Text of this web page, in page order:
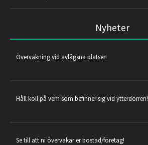
Nyheter
Övervakning vid avlägsna platser!
Håll koll på vem som befinner sig vid ytterdörren!
Se till att ni övervakar er bostad/företag!